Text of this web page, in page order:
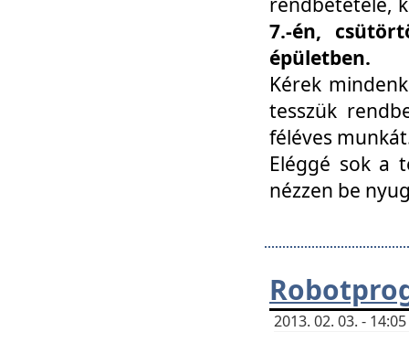
7.-én,
épületben.
Kérek
tesszük
féléves
Eléggé sok a
nézzen be
2013. 02. 03. -